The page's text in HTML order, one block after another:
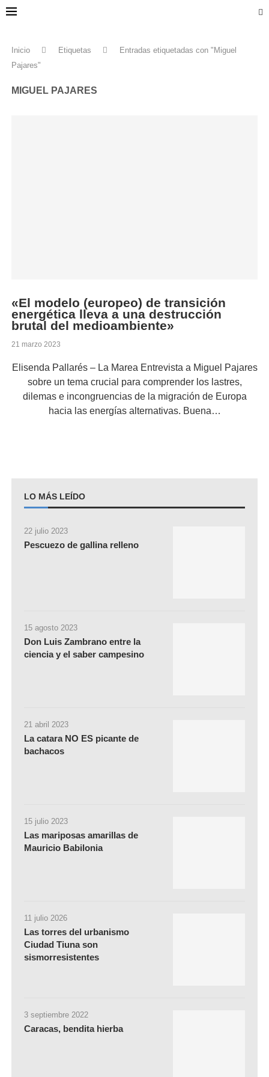
Inicio Etiquetas
Entradas etiquetadas con "Miguel
Pajares"
MIGUEL PAJARES
«El modelo (europeo) de transición
energética lleva a una destrucción
brutal del medioambiente»
21 marzo 2023
Elisenda Pallarés – La Marea Entrevista a Miguel Pajares
sobre un tema crucial para comprender los lastres,
dilemas e incongruencias de la migración de Europa
hacia las energías alternativas. Buena…
LO MÁS LEÍDO
22 julio 2023
Pescuezo de gallina relleno
15 agosto 2023
Don Luis Zambrano entre la
ciencia y el saber campesino
21 abril 2023
La catara NO ES picante de
bachacos
15 julio 2023
Las mariposas amarillas de
Mauricio Babilonia
11 julio 2026
Las torres del urbanismo
Ciudad Tiuna son
sismorresistentes
3 septiembre 2022
Caracas, bendita hierba